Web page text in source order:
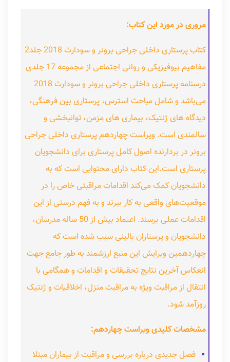
مروری در مورد این کتاب:
کتاب پرستاری داخلی جراحی برونر و سودارث 2018 جلد2
مفاهیم بیوفیزیکی و روانی اجتماعی از مجموعه 17 جلدی
درسنامه پرستاری داخلی جراحی برونر و سودارث 2018
می‌باشد و شامل مباحث استرس، پرستاری بین فرهنگی،
دیدگاه های ژنتیک، بیماری های مزمن، توانبخشی و
سالمندی است. ویراست چهاردهم پرستاری داخلی جراحی
برونر در بردارنده اصول کامل پرستاری برای دانشجویان
پرستاری است.این کتاب دارای محتوایی است که به
دانشجویان کمک می‌کند اقدامات مراقبتی خاص را در
موقعیت‌های واقعی به کار ببرند و به فهم درستی از این
اقدامات عملی برسند. اعتماد بیش از 50 ساله مدرسان،
دانشجویان و پرستاران بالینی سبب شده است که
چهاردهمین ویرایش این منبع ارزشمند به طور جامع جهت
انعکاس آخرین نتایج تحقیقات و اقدامات و همگامی با
انتقال از مراقبت ویژه به مراقبت منزل، اخلاقیات و ژنتیک
روزآمد شود.
مشخصات کلیدی ویراست چهاردهم:
فصل جدیدی درباره بررسی و مراقبت از بیماران مبتلا